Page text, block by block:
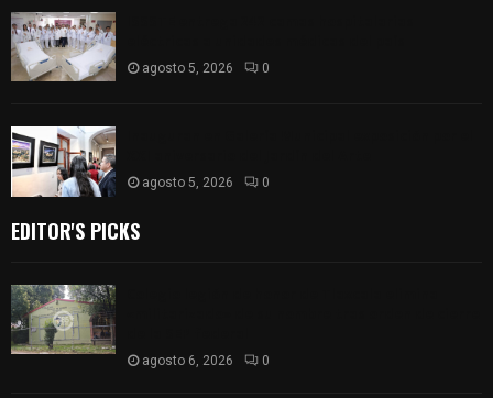
agosto 5, 2026 0
agosto 5, 2026 0
EDITOR'S PICKS
agosto 6, 2026 0